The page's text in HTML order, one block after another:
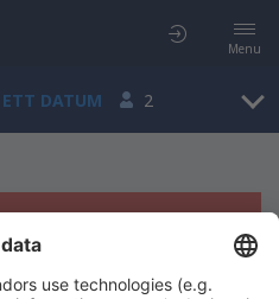
Menu
ETT DATUM 2
för denna sökning